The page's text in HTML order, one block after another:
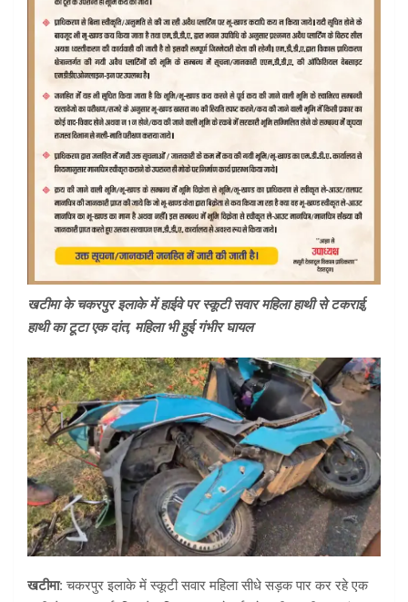
खटीमा के चकरपुर इलाके में हाईवे पर स्कूटी सवार महिला हाथी से टकराई,
हाथी का टूटा एक दांत, महिला भी हुई गंभीर घायल
खटीमा: चकरपुर इलाके में स्कूटी सवार महिला सीधे सड़क पार कर रहे एक